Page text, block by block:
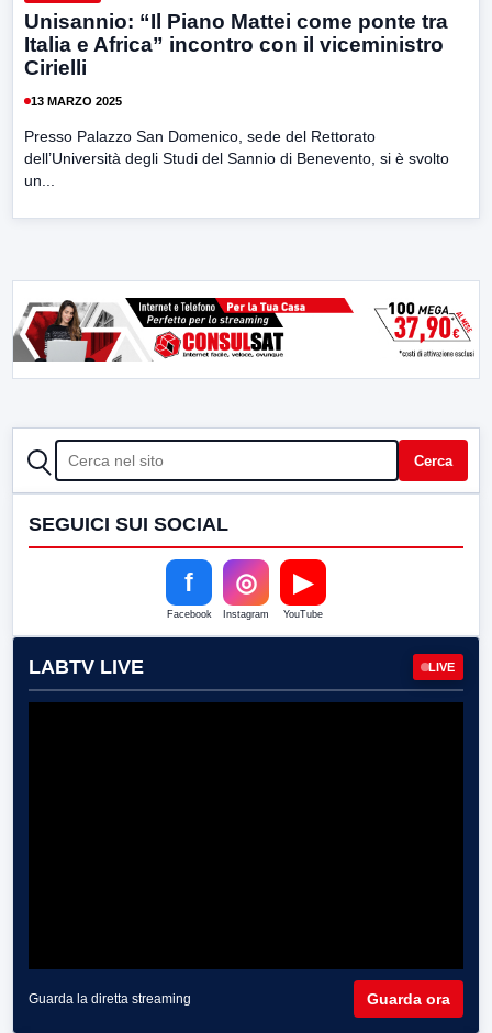
Unisannio: “Il Piano Mattei come ponte tra
Italia e Africa” incontro con il viceministro
Cirielli
13 MARZO 2025
Presso Palazzo San Domenico, sede del Rettorato
dell’Università degli Studi del Sannio di Benevento, si è svolto
un...
CERCA Cerca
SEGUICI SUI SOCIAL
f
Facebook
◎
Instagram
▶
YouTube
LABTV LIVE LIVE
Guarda la diretta streaming Guarda ora